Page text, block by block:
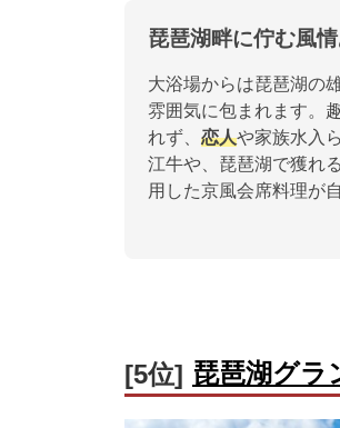
琵琶湖畔に佇む風
大浴場からは琵琶湖の
雰囲気に包まれます。
れず、 恋人や家族水入
江牛や、琵琶湖で獲れ
用した京風会席料理が
[5位] 琵琶湖グラ